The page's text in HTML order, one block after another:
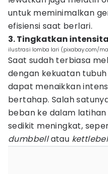
untuk meminimalkan
efisiensi saat berlari.
3. Tingkatkan
ilustrasi lomba lari (pixabay.com/
Saat sudah terbiasa
dengan kekuatan
dapat menaikkan
bertahap. Salah
beban ke dalam
sedikit meningkat,
dumbbellatau